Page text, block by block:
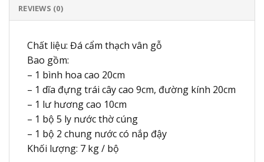
REVIEWS (0)
Chất liệu: Đá cẩm thạch vân gỗ
Bao gồm:
– 1 bình hoa cao 20cm
– 1 dĩa đựng trái cây cao 9cm, đường kính 20cm
– 1 lư hương cao 10cm
– 1 bộ 5 ly nước thờ cúng
– 1 bộ 2 chung nước có nắp đậy
Khối lượng: 7 kg / bộ